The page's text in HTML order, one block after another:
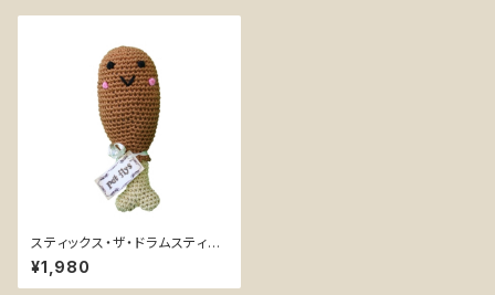
スティックス・ザ・ドラムスティッ
ク〖オーガニックコットンニット骨
つきチキン〗小型犬用おもちゃ
¥1,980